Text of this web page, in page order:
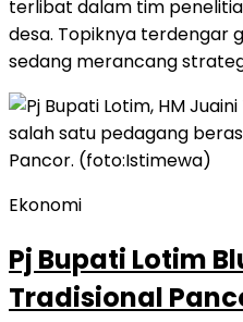
terlibat dalam tim
desa. Topiknya terdengar
sedang merancang
Ekonomi
Pj Bupati Lotim
Tradisional